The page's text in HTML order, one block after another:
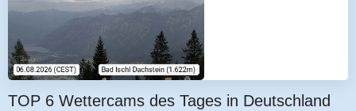
TOP 6 Wettercams des Tages in Deutschland